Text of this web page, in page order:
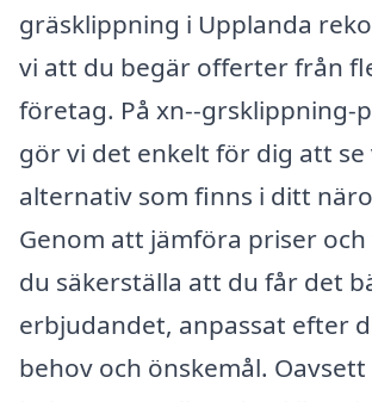
gräsklippning i Upplanda
vi att du begär offerter från
företag. På xn--grsklippning-
gör vi det enkelt för dig att se
alternativ som finns i ditt
Genom att jämföra priser
du säkerställa att du får det
erbjudandet, anpassat efter
behov och önskemål.